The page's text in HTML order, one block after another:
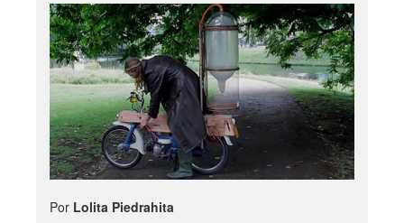
Por Lolita Piedrahita